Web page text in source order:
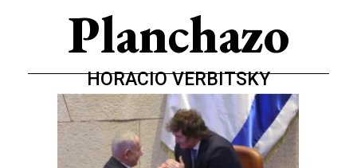
Planchazo
HORACIO VERBITSKY